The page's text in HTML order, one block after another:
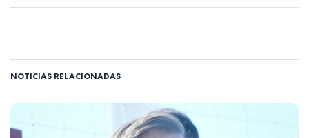
NOTICIAS RELACIONADAS